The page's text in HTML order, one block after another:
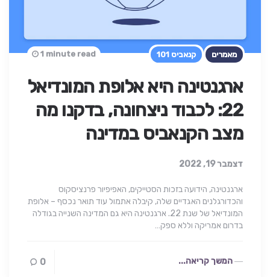
מאמרים קנאביס 101
ארגנטינה היא אלופת המונדיאל
22: לכבוד ניצחונה, בדקנו מה
מצב הקנאביס במדינה
דצמבר 19, 2022
1 minute read
ארגנטינה, הידועה בזכות הסטייקים, האפיפיור פרנציסקוס
והכדורגלנים האגדיים שלה, קיבלה אתמול עוד תואר נכסף – אלופת
המונדיאל של שנת 22. ארגנטינה היא גם המדינה השנייה בגודלה
בדרום אמריקה וללא ספק…
המשך קריאה... 0